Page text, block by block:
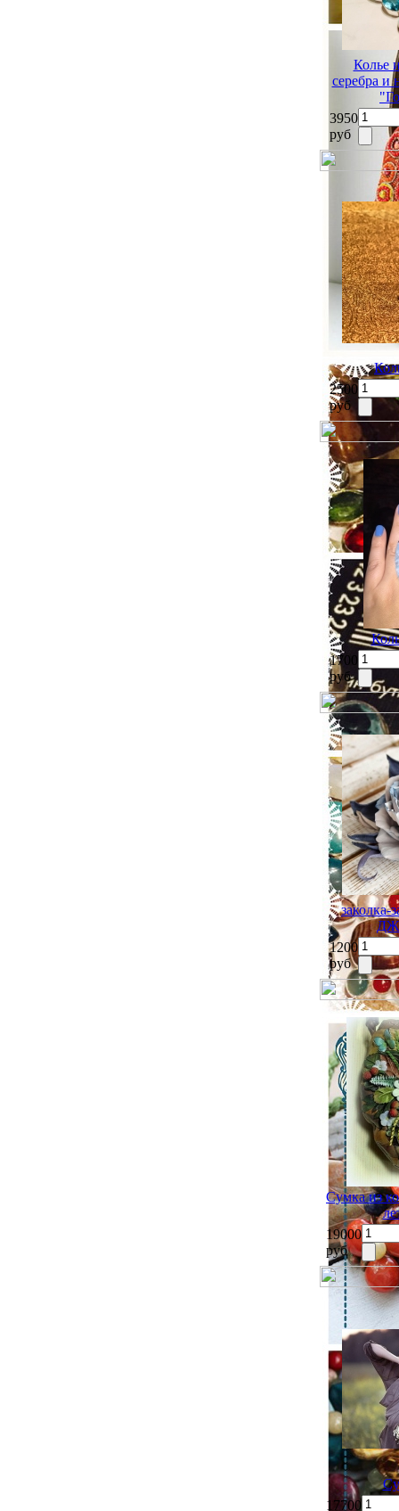
Колье
серебра и
3950
руб
2500
руб
1700
руб
1200
руб
Сумка из
19000
руб
17700